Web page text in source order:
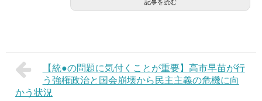
記事を読む
【統●の問題に気付くことが重要】高市早苗が行
う強権政治と国会崩壊から民主主義の危機に向
かう状況